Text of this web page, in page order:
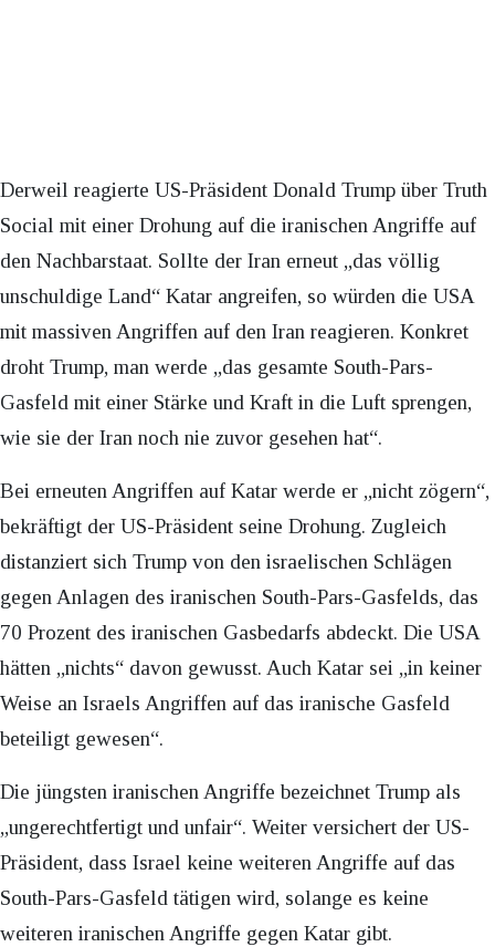
Derweil reagierte US-Präsident Donald Trump über Truth
Social mit einer Drohung auf die iranischen Angriffe auf
den Nachbarstaat. Sollte der Iran erneut „das völlig
unschuldige Land“ Katar angreifen, so würden die USA
mit massiven Angriffen auf den Iran reagieren. Konkret
droht Trump, man werde „das gesamte South-Pars-
Gasfeld mit einer Stärke und Kraft in die Luft sprengen,
wie sie der Iran noch nie zuvor gesehen hat“.
Bei erneuten Angriffen auf Katar werde er „nicht zögern“,
bekräftigt der US-Präsident seine Drohung. Zugleich
distanziert sich Trump von den israelischen Schlägen
gegen Anlagen des iranischen South-Pars-Gasfelds, das
70 Prozent des iranischen Gasbedarfs abdeckt. Die USA
hätten „nichts“ davon gewusst. Auch Katar sei „in keiner
Weise an Israels Angriffen auf das iranische Gasfeld
beteiligt gewesen“.
Die jüngsten iranischen Angriffe bezeichnet Trump als
„ungerechtfertigt und unfair“. Weiter versichert der US-
Präsident, dass Israel keine weiteren Angriffe auf das
South-Pars-Gasfeld tätigen wird, solange es keine
weiteren iranischen Angriffe gegen Katar gibt.